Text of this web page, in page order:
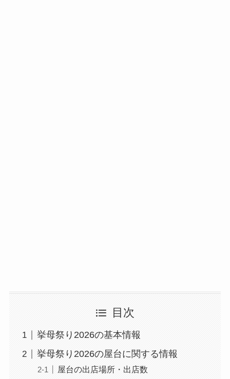
目次
挙母祭り2026の基本情報
挙母祭り2026の屋台に関する情報
屋台の出店場所・出店数